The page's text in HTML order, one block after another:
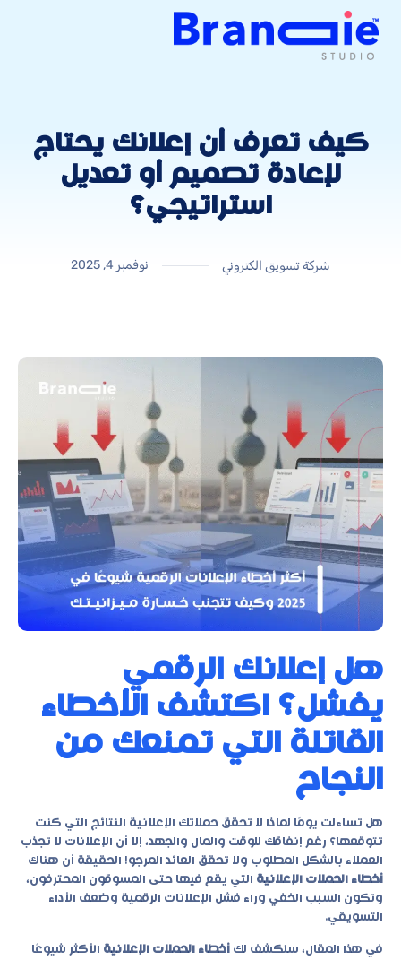
كيف تعرف أن إعلانك يحتاج
لإعادة تصميم أو تعديل
استراتيجي؟
شركة تسويق الكتروني نوفمبر 4, 2025
هل إعلانك الرقمي
يفشل؟ اكتشف الأخطاء
القاتلة التي تمنعك من
النجاح
هل تساءلت يومًا لماذا لا تحقق حملاتك الإعلانية النتائج التي كنت
تتوقعها؟ رغم إنفاقك للوقت والمال والجهد، إلا أن الإعلانات لا تجذب
العملاء بالشكل المطلوب ولا تحقق العائد المرجو! الحقيقة أن هناك
أخطاء الحملات الإعلانية التي يقع فيها حتى المسوقون المحترفون،
وتكون السبب الخفي وراء فشل الإعلانات الرقمية وضعف الأداء
التسويقي.
في هذا المقال، سنكشف لك أخطاء الحملات الإعلانية الأكثر شيوعًا